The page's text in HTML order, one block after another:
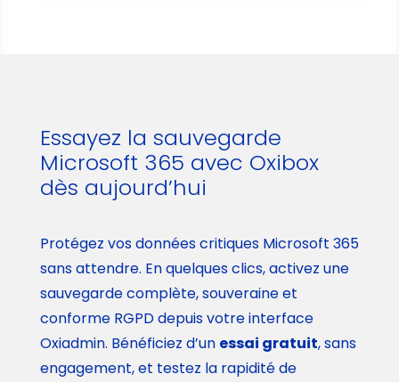
Essayez la sauvegarde
Microsoft 365 avec Oxibox
dès aujourd’hui
Protégez vos données critiques Microsoft 365
sans attendre. En quelques clics, activez une
sauvegarde complète, souveraine et
conforme RGPD depuis votre interface
Oxiadmin. Bénéficiez d’un essai gratuit, sans
engagement, et testez la rapidité de